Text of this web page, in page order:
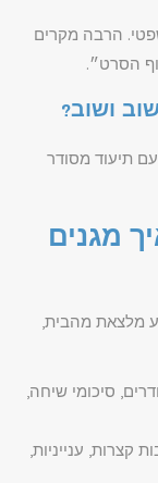
הרבה מקרים
הסרט״.
תיעוד מסודר
מגנים
מלצאת מהבית,
סיכומי שיחה,
קצרות, ענייניות,